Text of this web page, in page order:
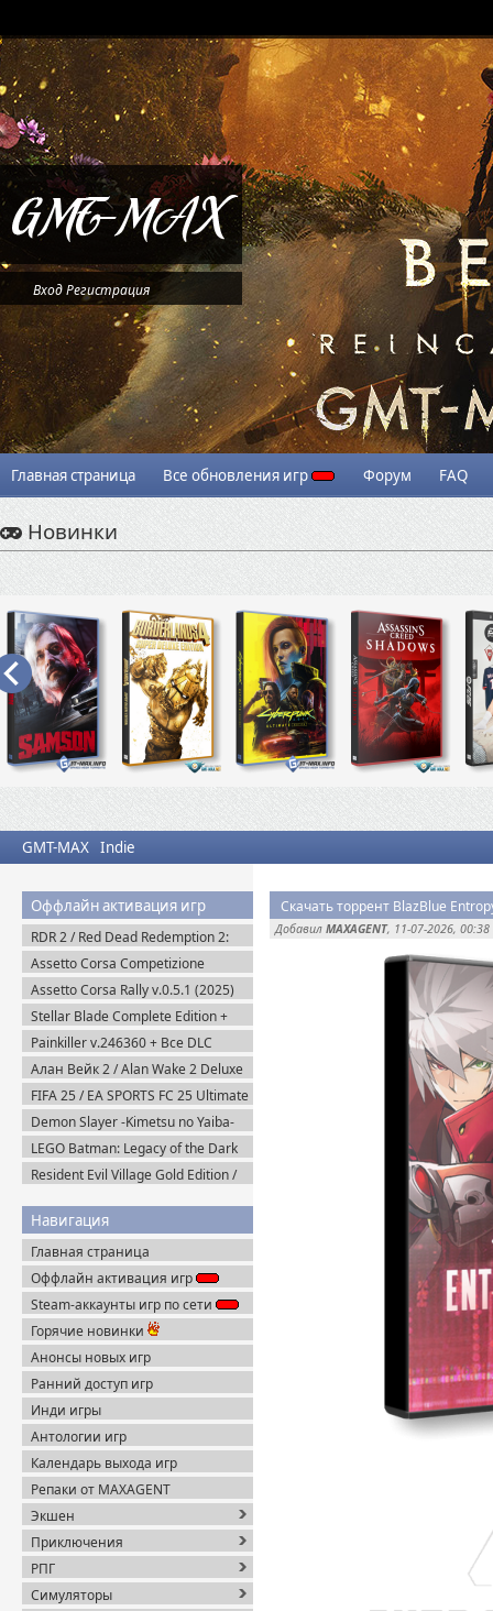
ВходРегистрация
Главная страница Все обновления игр Форум FAQ
Новинки
GMT-MAX Indie
Оффлайн активация игр
RDR 2 / Red Dead Redemption 2:
Ultimate Edition v.1491.50 (2019)
Пиратка
Assetto Corsa Competizione
v.1.10.3 + Все DLC (2019) Пиратка
Assetto Corsa Rally v.0.5.1 (2025)
Пиратка
Stellar Blade Complete Edition +
Все DLC (2025) Пиратка
Painkiller v.246360 + Все DLC
(2025) Portable
Алан Вейк 2 / Alan Wake 2 Deluxe
Edition v.1.2.8 + DLC (2023)
Пиратка
FIFA 25 / EA SPORTS FC 25 Ultimate
Edition (2024) EA-Rip
Demon Slayer -Kimetsu no Yaiba-
The Hinokami Chronicles 2 (2025)
Steam-Rip
LEGO Batman: Legacy of the Dark
Knight / ЛЕГО Бэтмен: Наследие
Тёмного Рыцаря (2026) Portable
Resident Evil Village Gold Edition /
Навигация
Главная страница
Оффлайн активация игр
Steam-аккаунты игр по сети
Горячие новинки
Анонсы новых игр
Ранний доступ игр
Инди игры
Антологии игр
Календарь выхода игр
Репаки от MAXAGENT
Экшен
Приключения
РПГ
Симуляторы
Скачать торрент BlazBlue
Добавил MAXAGENT, 11-07-2026, 00:38